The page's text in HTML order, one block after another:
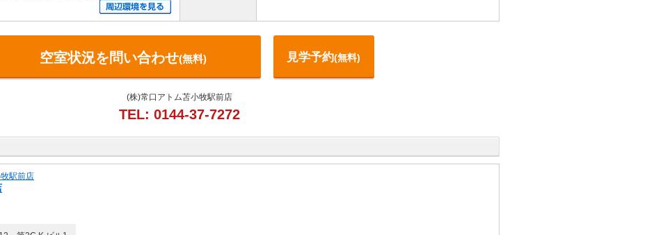
空室状況を問い合わせ(無料) 見学予約(無料)
(株)常口アトム苫小牧駅前店
TEL: 0144-37-7272